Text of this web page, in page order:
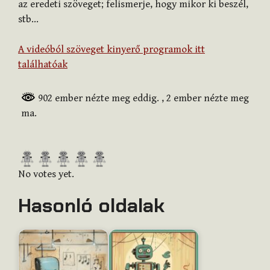
az eredeti szöveget; felismerje, hogy mikor ki beszél,
stb…
A videóból szöveget kinyerő programok itt
találhatóak
902 ember nézte meg eddig. , 2 ember nézte meg
ma.
R
a
e
t
h
i
No votes yet.
Hasonló oldalak